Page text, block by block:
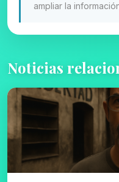
ampliar la
Noticias